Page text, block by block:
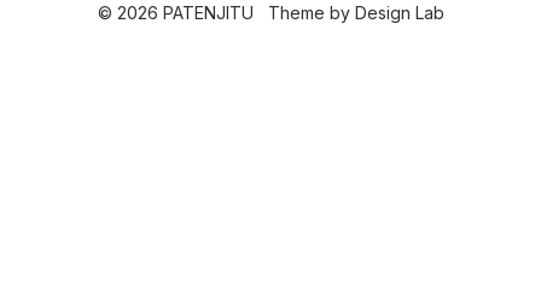
© 2026 PATENJITU Theme by Design Lab